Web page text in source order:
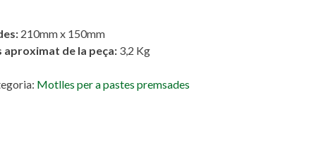
210mm x 150mm
aproximat de la peça: 3,2 Kg
Motlles per a pastes premsades